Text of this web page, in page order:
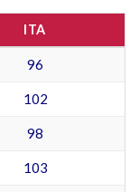
ITA
96
102
98
103